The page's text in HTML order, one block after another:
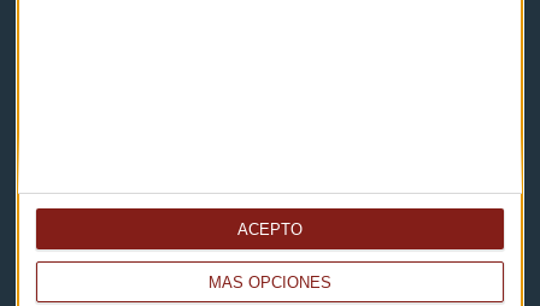
MÁS OPCIONES
ACEPTO